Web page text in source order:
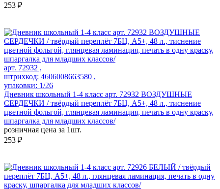
253 ₽
арт. 72932 ,
штрихкод: 4606008663580 ,
упаковки: 1/26
Дневник школьный 1-4 класс арт. 72932 ВОЗДУШНЫЕ
СЕРДЕЧКИ / твёрдый переплёт 7БЦ, А5+, 48 л., тиснение
цветной фольгой, глянцевая ламинация, печать в одну краску,
шпаргалка для младших классов/
розничная цена за 1шт.
253 ₽